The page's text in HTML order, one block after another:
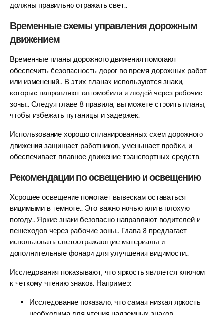
должны правильно отражать свет..
Временные схемы управления дорожным
движением
Временные планы дорожного движения помогают
обеспечить безопасность дорог во время дорожных работ
или изменений.. В этих планах используются знаки,
которые направляют автомобили и людей через рабочие
зоны.. Следуя главе 8 правила, вы можете строить планы,
чтобы избежать путаницы и задержек.
Использование хорошо спланированных схем дорожного
движения защищает работников, уменьшает пробки, и
обеспечивает плавное движение транспортных средств.
Рекомендации по освещению и освещению
Хорошее освещение помогает вывескам оставаться
видимыми в темноте.. Это важно ночью или в плохую
погоду.. Яркие знаки безопасно направляют водителей и
пешеходов через рабочие зоны.. Глава 8 предлагает
использовать светоотражающие материалы и
дополнительные фонари для улучшения видимости..
Исследования показывают, что яркость является ключом
к четкому чтению знаков. Например:
Исследование показало, что самая низкая яркость